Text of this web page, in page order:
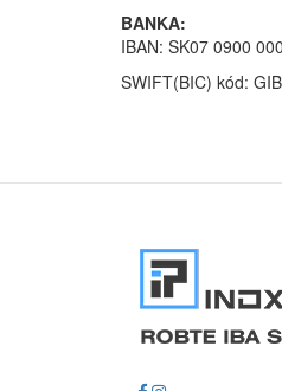
BANKA:
IBAN: SK07 0900
SWIFT(BIC) kód: